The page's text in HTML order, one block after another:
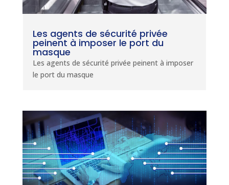
Les agents de sécurité privée
peinent à imposer le port du
masque
Les agents de sécurité privée peinent à imposer
le port du masque